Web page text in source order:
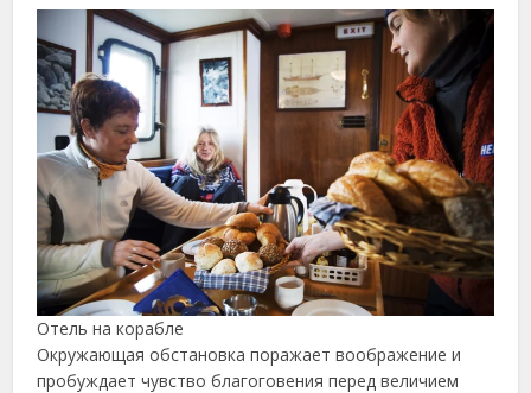
Отель на корабле
Окружающая обстановка поражает воображение и
пробуждает чувство благоговения перед величием